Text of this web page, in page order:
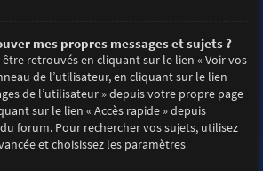
mes propres messages et sujets ?
retrouvés en cliquant sur le lien « Voir vos
de l’utilisateur, en cliquant sur le lien
de l’utilisateur » depuis votre propre page
sur le lien « Accès rapide » depuis
forum. Pour rechercher vos sujets, utilisez
et choisissez les paramètres